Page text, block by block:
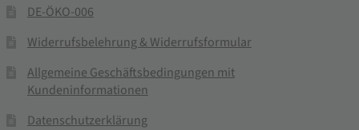
DE-ÖKO-006
Widerrufsbelehrung & Widerrufsformular
Allgemeine Geschäftsbedingungen mit
Kundeninformationen
Datenschutzerklärung